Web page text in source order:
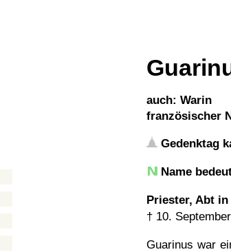
auch: Warin
französischer
Gedenktag
Name
Priester, Abt in
† 10.
Guarinus war